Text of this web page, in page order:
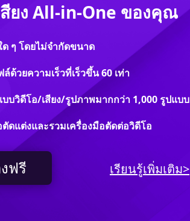
ยง All-in-One ของคุณ
ด ๆ โดยไม่จำกัดขนาด
ด้วยความเร็วที่เร็วขึ้น 60 เท่า
บบวิดีโอ/เสียง/รูปภาพมากกว่า 1,000 รูปแบบ
ตัดแต่งและรวมเครื่องมือตัดต่อวิดีโอ
ฟรี เรียนรู้เพิ่มเติม>